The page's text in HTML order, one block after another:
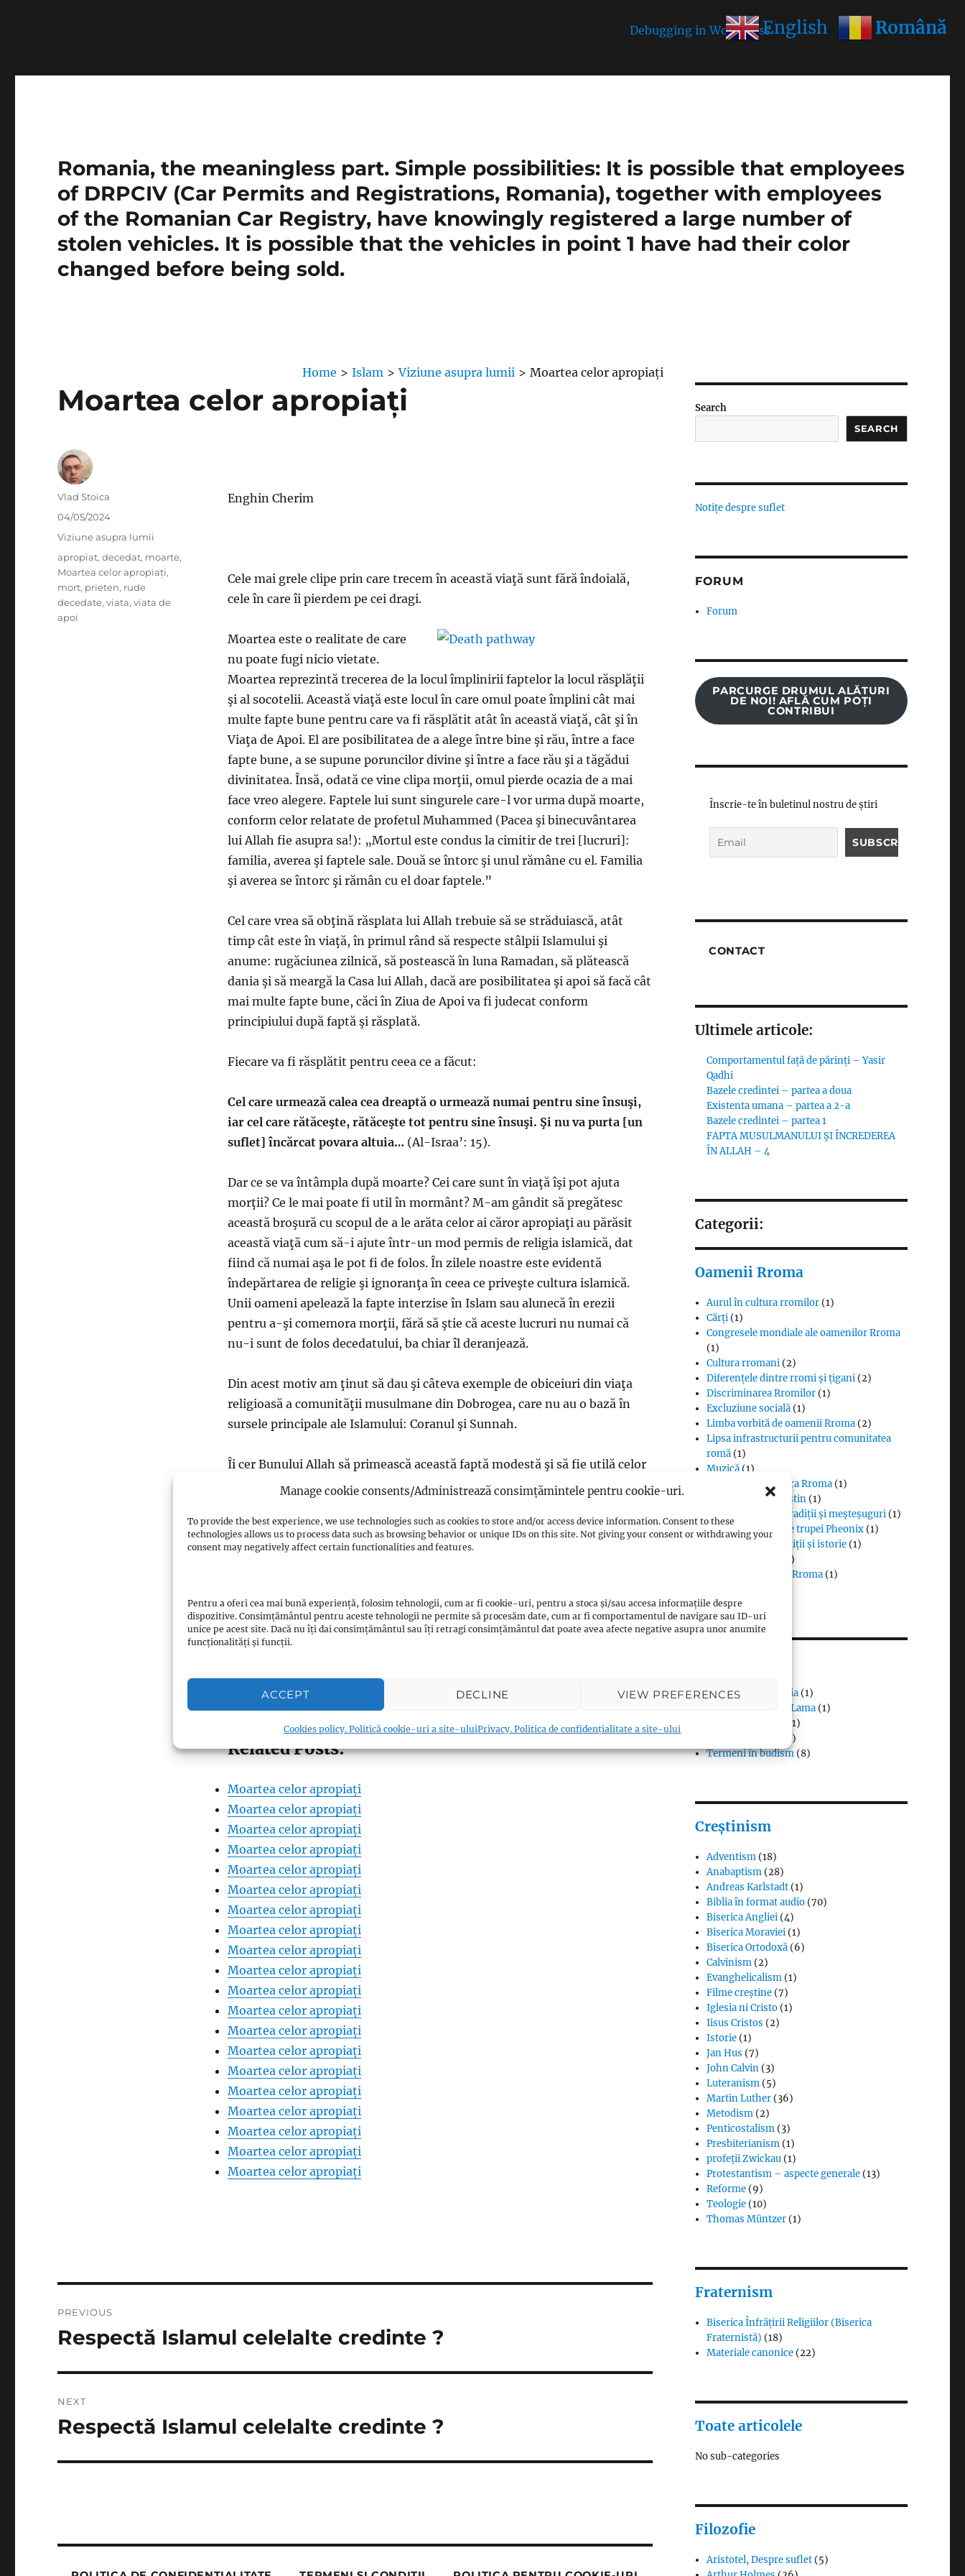
Manage cookie consents/Administrează consimțămintele pentru cookie-uri.
To provide the best experience, we use technologies such as cookies to store and/or access device information. Consent to these
technologies allows us to process data such as browsing behavior or unique IDs on this site. Not giving your consent or withdrawing your
consent may negatively affect certain functionalities and features.
Pentru a oferi cea mai bună experiență, folosim tehnologii, cum ar fi cookie-uri, pentru a stoca și/sau accesa informațiile despre
dispozitive. Consimțământul pentru aceste tehnologii ne permite să procesăm date, cum ar fi comportamentul de navigare sau ID-uri
unice pe acest site. Dacă nu îți dai consimțământul sau îți retragi consimțământul dat poate avea afecte negative asupra unor anumite
funcționalități și funcții.
ACCEPT DECLINE VIEW PREFERENCES
Cookies policy. Politică cookie-uri a site-uluiPrivacy. Politica de confidențialitate a site-ului
Debugging in WordPressfor more information. (This
Romania, the meaningless part. Simple possibilities: It is possible that employees
of DRPCIV (Car Permits and Registrations, Romania), together with employees
of the Romanian Car Registry, have knowingly registered a large number of
stolen vehicles. It is possible that the vehicles in point 1 have had their color
changed before being sold.
Home > Islam > Viziune asupra lumii > Moartea celor apropiați
Moartea celor apropiați
Enghin Cherim
Cele mai grele clipe prin care trecem în această viaţă sunt fără îndoială,
cele în care îi pierdem pe cei dragi.
Moartea este o realitate de care
nu poate fugi nicio vietate.
Moartea reprezintă trecerea de la locul împlinirii faptelor la locul răsplăţii
şi al socotelii. Această viaţă este locul în care omul poate împlini cât mai
multe fapte bune pentru care va fi răsplătit atât în această viaţă, cât şi în
Viaţa de Apoi. El are posibilitatea de a alege între bine şi rău, între a face
fapte bune, a se supune poruncilor divine şi între a face rău şi a tăgădui
divinitatea. Însă, odată ce vine clipa morţii, omul pierde ocazia de a mai
face vreo alegere. Faptele lui sunt singurele care-l vor urma după moarte,
conform celor relatate de profetul Muhammed (Pacea şi binecuvântarea
lui Allah fie asupra sa!): „Mortul este condus la cimitir de trei [lucruri]:
familia, averea şi faptele sale. Două se întorc şi unul rămâne cu el. Familia
şi averea se întorc şi rămân cu el doar faptele.”
Cel care vrea să obţină răsplata lui Allah trebuie să se străduiască, atât
timp cât este în viaţă, în primul rând să respecte stâlpii Islamului şi
anume: rugăciunea zilnică, să postească în luna Ramadan, să plătească
dania şi să meargă la Casa lui Allah, dacă are posibilitatea şi apoi să facă cât
mai multe fapte bune, căci în Ziua de Apoi va fi judecat conform
principiului după faptă şi răsplată.
Fiecare va fi răsplătit pentru ceea ce a făcut:
Cel care urmează calea cea dreaptă o urmează numai pentru sine însuşi,
iar cel care rătăceşte, rătăceşte tot pentru sine însuşi. Şi nu va purta [un
suflet] încărcat povara altuia… (Al-Israa’: 15).
Dar ce se va întâmpla după moarte? Cei care sunt în viaţă îşi pot ajuta
morţii? Ce le mai poate fi util în mormânt? M-am gândit să pregătesc
această broşură cu scopul de a le arăta celor ai căror apropiaţi au părăsit
această viaţă cum să-i ajute într-un mod permis de religia islamică, dat
fiind că numai aşa le pot fi de folos. În zilele noastre este evidentă
îndepărtarea de religie şi ignoranţa în ceea ce priveşte cultura islamică.
Unii oameni apelează la fapte interzise în Islam sau alunecă în erezii
pentru a-şi comemora morţii, fără să ştie că aceste lucruri nu numai că
nu-i sunt de folos decedatului, ba chiar îl deranjează.
Din acest motiv am ţinut să dau şi câteva exemple de obiceiuri din viaţa
religioasă a comunităţii musulmane din Dobrogea, care nu au o bază în
sursele principale ale Islamului: Coranul şi Sunnah.
Îi cer Bunului Allah să primească această faptă modestă şi să fie utilă celor
care o vor citi.
Views: 5
Facebook
Email
Shares
Related Posts:
Moartea celor apropiați
Moartea celor apropiați
Moartea celor apropiați
Moartea celor apropiați
Moartea celor apropiați
Moartea celor apropiați
Moartea celor apropiați
Moartea celor apropiați
Moartea celor apropiați
Moartea celor apropiați
Moartea celor apropiați
Moartea celor apropiați
Moartea celor apropiați
Moartea celor apropiați
Moartea celor apropiați
Moartea celor apropiați
Moartea celor apropiați
Moartea celor apropiați
Moartea celor apropiați
Moartea celor apropiați
Author
Vlad Stoica
Posted
on
04/05/2024
Categories
Viziune asupra lumii
Tags
apropiat,decedat, moarte,
Moartea celor apropiați,
mort, prieten, rude
decedate,viata,viata de
apoi
navigation
PREVIOUS
Previous
Respectă Islamul celelalte credinte ?
NEXT
Next
Respectă Islamul celelalte credinte ?
Search
SEARCH
Notițe despre suflet
FORUM
Forum
PARCURGE DRUMUL ALĂTURI
DE NOI! AFLĂ CUM POȚI
CONTRIBUI
Înscrie-te în buletinul nostru de știri
CONTACT
Ultimele articole:
Comportamentul față de părinți – Yasir
Qadhi
Bazele credintei – partea a doua
Existenta umana – partea a 2-a
Bazele credintei – partea 1
FAPTA MUSULMANULUI ŞI ÎNCREDEREA
ÎN ALLAH – 4
Categorii:
Oamenii Rroma
Aurul în cultura rromilor (1)
Cărți (1)
Congresele mondiale ale oamenilor Rroma
(1)
Cultura rromani (2)
Diferențele dintre rromi și țigani (2)
Discriminarea Rromilor (1)
Excluziune socială (1)
Limba vorbită de oamenii Rroma (2)
Lipsa infrastructurii pentru comunitatea
romă (1)
Muzică(1)
Proverbe din cultura Rroma (1)
Romii și cultul creștin (1)
Rromii căldărari: tradiții și meșteșuguri (1)
Rromii în melodiile trupei Pheonix (1)
Rromii slătari: tradiții și istorie (1)
(1)
Steagul oamenilor Rroma (1)
Budismul în Japonia (1)
Interviuri cu Dalai Lama (1)
(1)
(1)
Termeni în budism(8)
Creștinism
Adventism (18)
Anabaptism (28)
Andreas Karlstadt (1)
Biblia în format audio (70)
Biserica Angliei (4)
Biserica Moraviei (1)
Biserica Ortodoxă (6)
Calvinism (2)
Evanghelicalism (1)
Filme creștine (7)
Iglesia ni Cristo (1)
Iisus Cristos (2)
Istorie (1)
Jan Hus (7)
John Calvin (3)
Luteranism (5)
Martin Luther (36)
Metodism (2)
Penticostalism (3)
Presbiterianism (1)
profeții Zwickau (1)
Protestantism – aspecte generale (13)
Reforme (9)
Teologie (10)
Thomas Müntzer (1)
Fraternism
Biserica Înfrățirii Religiilor (Biserica
Fraternistă) (18)
Materiale canonice (22)
Toate articolele
No sub-categories
Filozofie
Aristotel, Despre suflet (5)
English Română